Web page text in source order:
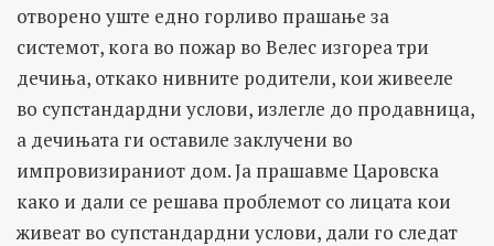
отворено уште едно горливо прашање за
системот, кога во пожар во Велес изгореа три
дечиња, откако нивните родители, кои живееле
во супстандардни услови, излегле до продавница,
а дечињата ги оставиле заклучени во
импровизираниот дом. Ја прашавме Царовска
како и дали се решава проблемот со лицата кои
живеат во супстандардни услови, дали го следат